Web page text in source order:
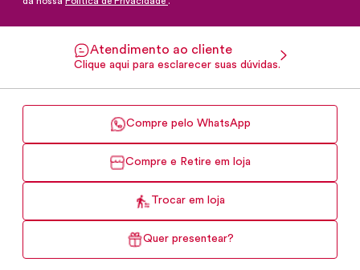
Atendimento ao cliente
Clique aqui para esclarecer suas dúvidas.
Compre pelo WhatsApp
Compre e Retire em loja
Trocar em loja
Quer presentear?